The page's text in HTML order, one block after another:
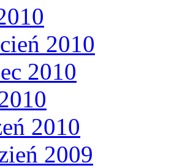
2010
2010
2010
2009